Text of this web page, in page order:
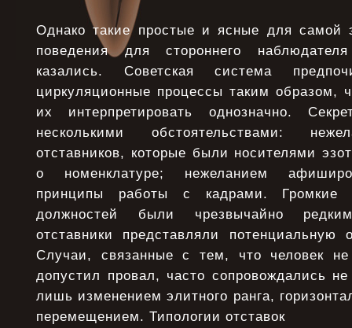
Однако такие простые и ясные для
поведения для стороннего
казались. Советская система
циркуляционные процессы таким образом,
их интерпретировать однозначно.
несколькими обстоятельствами:
отставников, которые были носителями
о номенклатуре; нежеланием
принципы работы с кадрами.
должностей были чрезвычайно
отставники представляли потенциальную
Случаи, связанные с тем, что человек
допустил провал, часто сопровождались
лишь изменением элитного ранга,
перемещением. Типологии отставок